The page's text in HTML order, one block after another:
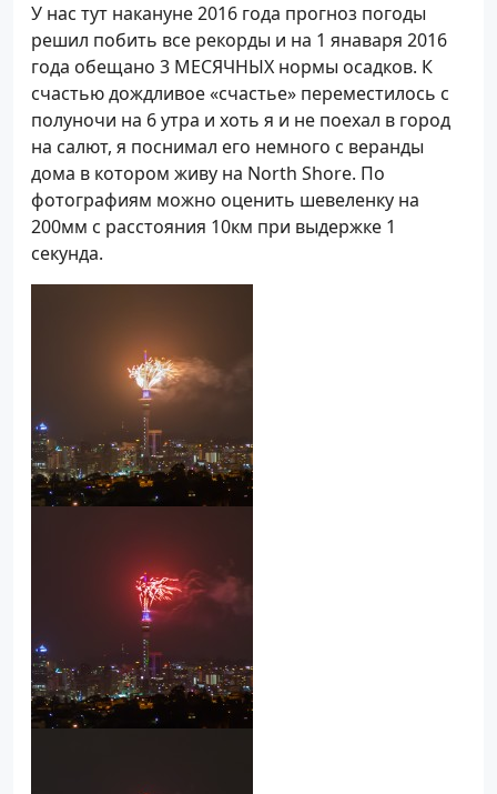
У нас тут накануне 2016 года прогноз погоды
решил побить все рекорды и на 1 янаваря 2016
года обещано 3 МЕСЯЧНЫХ нормы осадков. К
счастью дождливое «счастье» переместилось с
полуночи на 6 утра и хоть я и не поехал в город
на салют, я поснимал его немного с веранды
дома в котором живу на North Shore. По
фотографиям можно оценить шевеленку на
200мм с расстояния 10км при выдержке 1
секунда.